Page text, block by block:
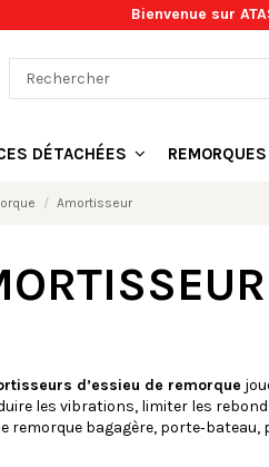
Bienvenue sur
DÉTACHÉES REMORQUES
Amortisseur
d’essieu de remorque
les vibrations, limiter les
remorque bagagère,